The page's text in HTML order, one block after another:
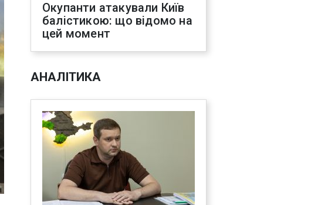
Окупанти атакували Київ
балістикою: що відомо на
цей момент
АНАЛІТИКА